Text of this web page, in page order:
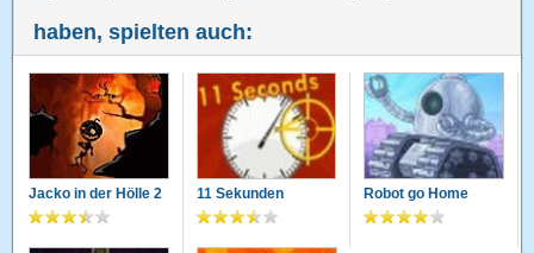
haben, spielten auch:
Jacko in der Hölle 2 11 Sekunden Robot go Home